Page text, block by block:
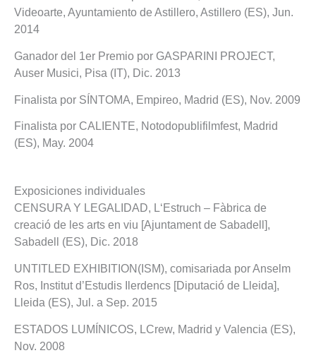
Videoarte, Ayuntamiento de Astillero, Astillero (ES), Jun.
2014
Ganador del 1er Premio por GASPARINI PROJECT,
Auser Musici, Pisa (IT), Dic. 2013
Finalista por SÍNTOMA, Empireo, Madrid (ES), Nov. 2009
Finalista por CALIENTE, Notodopublifilmfest, Madrid
(ES), May. 2004
Exposiciones individuales
CENSURA Y LEGALIDAD, L‘Estruch – Fàbrica de
creació de les arts en viu [Ajuntament de Sabadell],
Sabadell (ES), Dic. 2018
UNTITLED EXHIBITION(ISM), comisariada por Anselm
Ros, Institut d’Estudis Ilerdencs [Diputació de Lleida],
Lleida (ES), Jul. a Sep. 2015
ESTADOS LUMÍNICOS, LCrew, Madrid y Valencia (ES),
Nov. 2008